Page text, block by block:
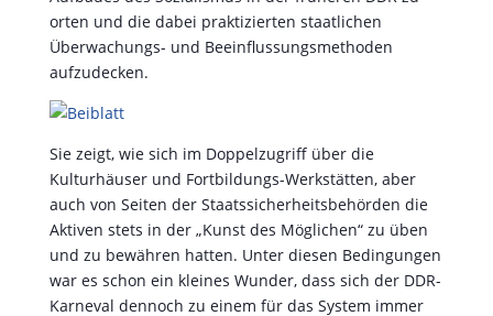
und zu bewähren hatten. Unter diesen Bedingungen
war es schon ein kleines Wunder, dass sich der DDR-
Karneval dennoch zu einem für das System immer
gefährlicher werdenden Ventil der Meinungsfreiheit
zu entwickeln vermochte. Opfer blieben natürlich
dann nicht aus, wenn die Aktiven nicht davor
zurückscheuten, für ihre Sache öffentlich zu
demonstrieren.
Ein ganzes Jahr lang haben die in die
Ausstellungsarbeit eingebundenen Mitarbeiter aus
den alten und neuen Bundesländern Sach-Objekte